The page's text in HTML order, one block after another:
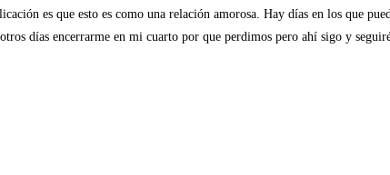
es que esto es como una relación amorosa. Hay días en los que
días encerrarme en mi cuarto por que perdimos pero ahí sigo y